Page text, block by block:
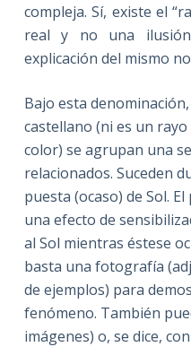
compleja. Sí, existe el
real y no una
explicación del mismo
Bajo esta
castellano (ni es un
color) se agrupan una
relacionados. Suceden
puesta (ocaso) de Sol.
una efecto de
al Sol mientras éstese
basta una fotografía
de ejemplos) para
fenómeno. También
imágenes) o, se dice,